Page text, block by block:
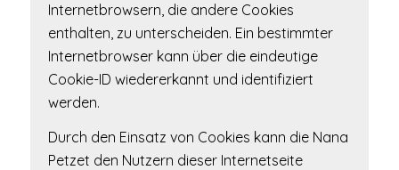
Internetbrowsern, die andere Cookies
enthalten, zu unterscheiden. Ein bestimmter
Internetbrowser kann über die eindeutige
Cookie-ID wiedererkannt und identifiziert
werden.
Durch den Einsatz von Cookies kann die Nana
Petzet den Nutzern dieser Internetseite